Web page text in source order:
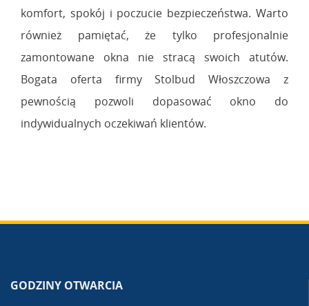
komfort, spokój i poczucie bezpieczeństwa. Warto
również pamiętać, że tylko profesjonalnie
zamontowane okna nie stracą swoich atutów.
Bogata oferta firmy Stolbud Włoszczowa z
pewnością pozwoli dopasować okno do
indywidualnych oczekiwań klientów.
GODZINY OTWARCIA